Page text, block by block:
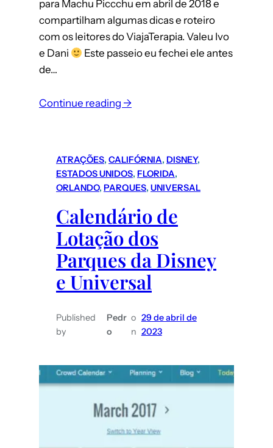
para Machu Piccchu em abril de 2018 e
compartilham algumas dicas e roteiro
com os leitores do ViajaTerapia. Valeu Ivo
e Dani
Este passeio eu fechei ele antes
de…
Continue reading →
ATRAÇÕES, CALIFÓRNIA, DISNEY
ESTADOS UNIDOS, FLORIDA
ORLANDO, PARQUES, UNIVERSAL
Calendário de
Lotação dos
Parques da Disney
e Universal
Published
by
Pedr
o
o
n
29 de abril de
2023